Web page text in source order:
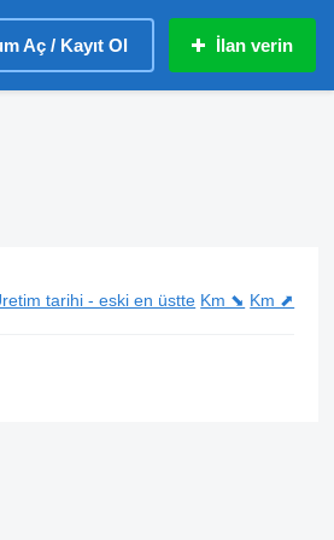
Aç / Kayıt Ol İlan verin
tarihi - eski en üstte Km ⬊ Km ⬈